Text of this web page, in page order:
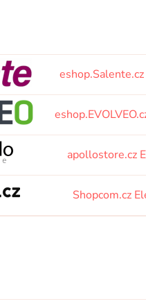
eshop.Salente.cz
apollostore.cz
Shopcom.cz